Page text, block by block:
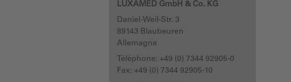
LUXAMED GmbH & Co. KG
Daniel-Weil-Str. 3
89143 Blaubeuren
Allemagne
Téléphone: +49 (0) 7344 92905-0
Fax: +49 (0) 7344 92905-10